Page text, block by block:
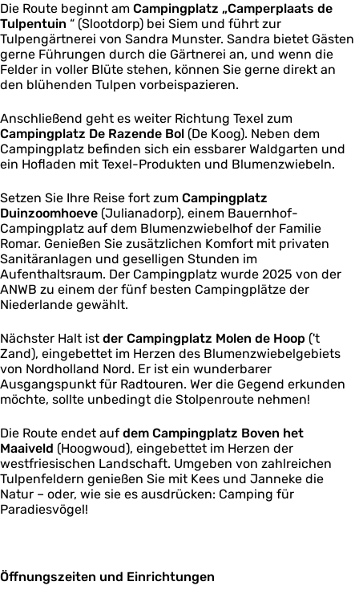
Die Route beginnt am Campingplatz „Camperplaats de
Tulpentuin “ (Slootdorp) bei Siem und führt zur
Tulpengärtnerei von Sandra Munster. Sandra bietet Gästen
gerne Führungen durch die Gärtnerei an, und wenn die
Felder in voller Blüte stehen, können Sie gerne direkt an
den blühenden Tulpen vorbeispazieren.
Anschließend geht es weiter Richtung Texel zum
Campingplatz De Razende Bol (De Koog). Neben dem
Campingplatz befinden sich ein essbarer Waldgarten und
ein Hofladen mit Texel-Produkten und Blumenzwiebeln.
Setzen Sie Ihre Reise fort zum Campingplatz
Duinzoomhoeve (Julianadorp), einem Bauernhof-
Campingplatz auf dem Blumenzwiebelhof der Familie
Romar. Genießen Sie zusätzlichen Komfort mit privaten
Sanitäranlagen und geselligen Stunden im
Aufenthaltsraum. Der Campingplatz wurde 2025 von der
ANWB zu einem der fünf besten Campingplätze der
Niederlande gewählt.
Nächster Halt ist der Campingplatz Molen de Hoop ('t
Zand), eingebettet im Herzen des Blumenzwiebelgebiets
von Nordholland Nord. Er ist ein wunderbarer
Ausgangspunkt für Radtouren. Wer die Gegend erkunden
möchte, sollte unbedingt die Stolpenroute nehmen!
Die Route endet auf dem Campingplatz Boven het
Maaiveld (Hoogwoud), eingebettet im Herzen der
westfriesischen Landschaft. Umgeben von zahlreichen
Tulpenfeldern genießen Sie mit Kees und Janneke die
Natur – oder, wie sie es ausdrücken: Camping für
Paradiesvögel!
Öffnungszeiten und Einrichtungen
e
u
t
e